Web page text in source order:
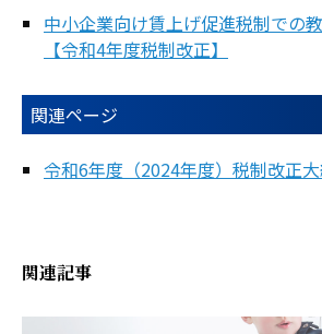
中小企業向け賃上げ促進税制での
【令和4年度税制改正】
関連ページ
令和6年度（2024年度）税制改正大
関連記事